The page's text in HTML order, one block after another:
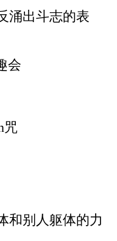
涌出斗志的表
会
咒
和别人躯体的力